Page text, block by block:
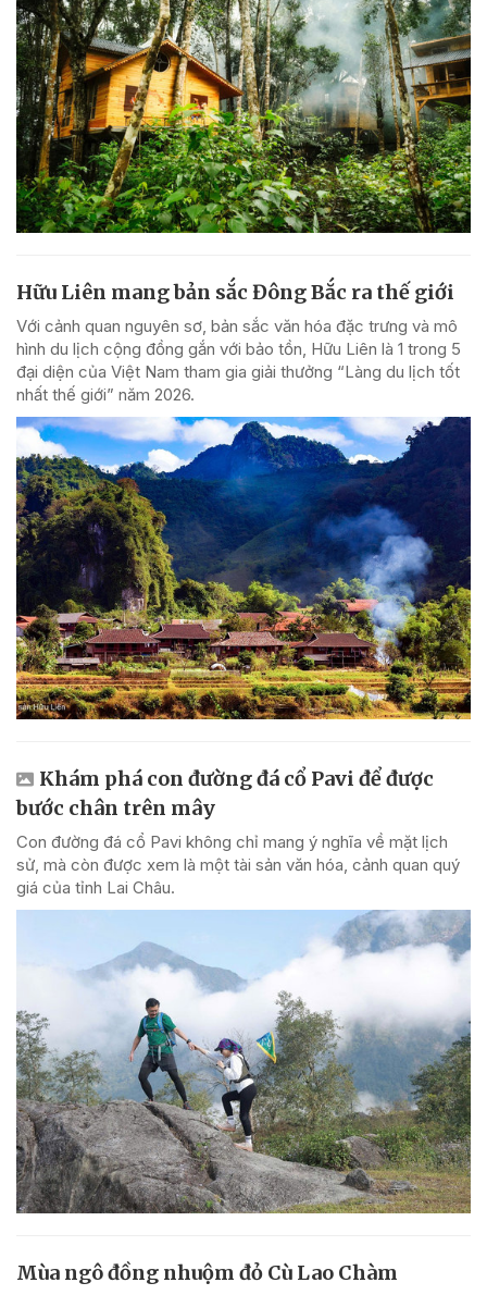
Hữu Liên mang bản sắc Đông Bắc ra thế giới
Với cảnh quan nguyên sơ, bản sắc văn hóa đặc trưng và mô
hình du lịch cộng đồng gắn với bảo tồn, Hữu Liên là 1 trong 5
đại diện của Việt Nam tham gia giải thưởng “Làng du lịch tốt
nhất thế giới” năm 2026.
Khám phá con đường đá cổ Pavi để được
bước chân trên mây
Con đường đá cổ Pavi không chỉ mang ý nghĩa về mặt lịch
sử, mà còn được xem là một tài sản văn hóa, cảnh quan quý
giá của tỉnh Lai Châu.
Mùa ngô đồng nhuộm đỏ Cù Lao Chàm